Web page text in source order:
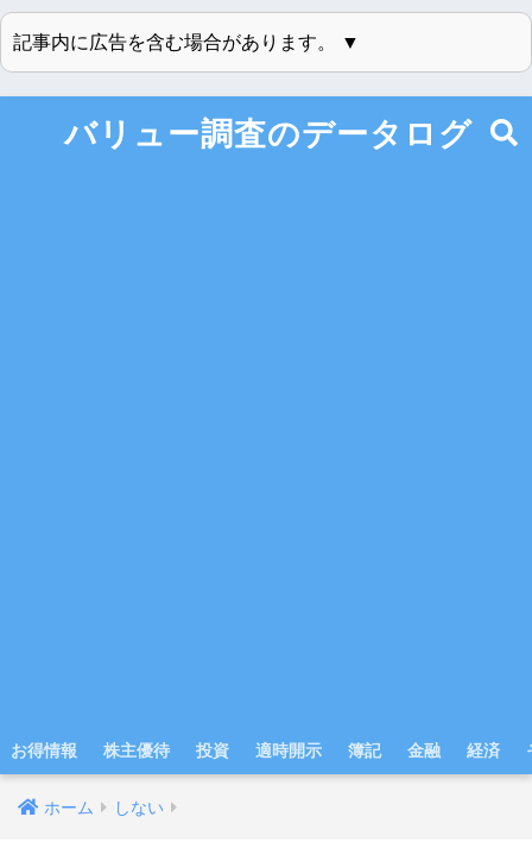
記事内に広告を含む場合があります。 ▼
バリュー調査のデータログ
お得情報 株主優待 投資 適時開示 簿記 金融 経済
ホーム しない